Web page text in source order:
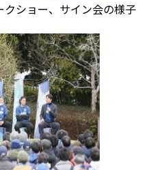
ショー、サイン会の様子